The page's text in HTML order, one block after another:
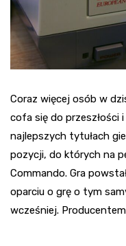
Coraz więcej osób w
cofa się do przeszłości
najlepszych tytułach
pozycji, do których na
Commando. Gra
oparciu o grę o tym
wcześniej.